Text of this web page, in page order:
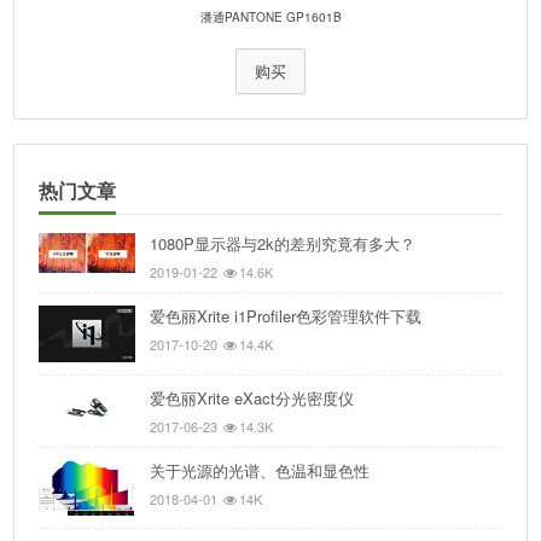
潘通PANTONE GP1601B
购买
热门文章
1080P显示器与2k的差别究竟有多大？
2019-01-22 14.6K
爱色丽Xrite i1Profiler色彩管理软件下载
2017-10-20 14.4K
爱色丽Xrite eXact分光密度仪
2017-06-23 14.3K
关于光源的光谱、色温和显色性
2018-04-01 14K